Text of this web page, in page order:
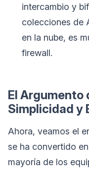
intercambio y
colecciones de
en la nube, es
firewall.
El Argumento
Simplicidad y
Ahora, veamos el
se ha convertido
mayoría de los